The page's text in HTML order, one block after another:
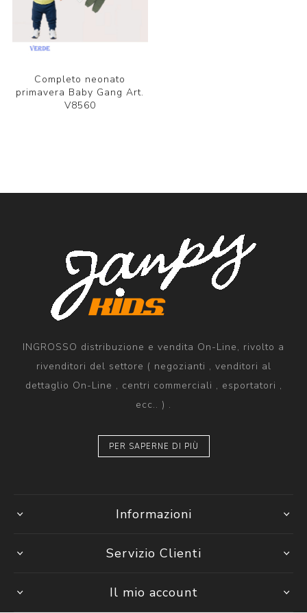
Completo neonato
primavera Baby Gang Art.
V8560
INGROSSO distribuzione e vendita On-Line, rivolto a
rivenditori del settore ( negozianti , venditori al
dettaglio On-Line , centri commerciali , esportatori ,
ecc.. ) .
PER SAPERNE DI PIÙ
Informazioni
Servizio Clienti
Il mio account